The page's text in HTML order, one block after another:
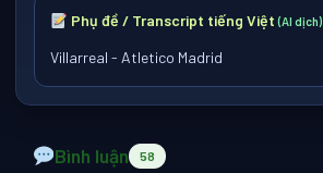
Phụ đề / Transcript tiếng Việt(AI dịch)
Villarreal - Atletico Madrid
Bình luận 58